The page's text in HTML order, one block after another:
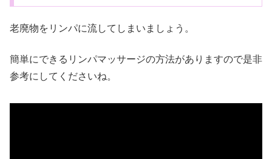
老廃物をリンパに流してしまいましょう。
簡単にできるリンパマッサージの方法がありますので是非
参考にしてくださいね。